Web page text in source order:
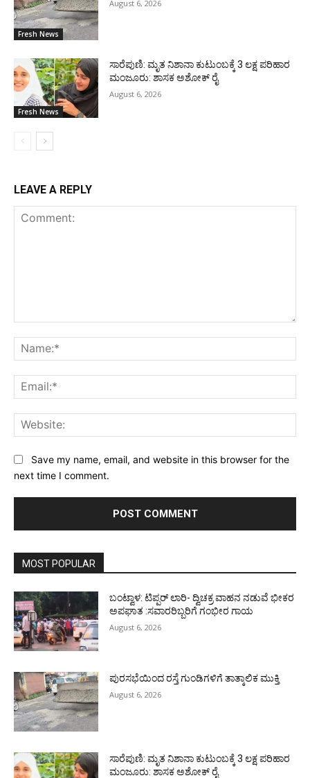
Fresh News
August 6, 2026
Fresh News
ಸಾರೆಪುಣಿ: ಮೃತ ನಿಶಾನಾ ಕುಟುಂಬಕ್ಕೆ 3 ಲಕ್ಷ ಪರಿಹಾರ
ಮಂಜೂರು: ಶಾಸಕ ಅಶೋಕ್ ರೈ
August 6, 2026
LEAVE A REPLY
Save my name, email, and website in this browser for the
next time I comment.
MOST POPULAR
ಬಂಟ್ವಾಳ: ಟಿಪ್ಪರ್ ಲಾರಿ- ದ್ವಿಚಕ್ರ ವಾಹನ ನಡುವೆ ಭೀಕರ
ಅಪಘಾತ :ಸವಾರರಿಬ್ಬರಿಗೆ ಗಂಭೀರ ಗಾಯ
August 6, 2026
ಪುರಸಭೆಯಿಂದ ರಸ್ತೆ ಗುಂಡಿಗಳಿಗೆ ತಾತ್ಕಾಲಿಕ ಮುಕ್ತಿ
August 6, 2026
ಸಾರೆಪುಣಿ: ಮೃತ ನಿಶಾನಾ ಕುಟುಂಬಕ್ಕೆ 3 ಲಕ್ಷ ಪರಿಹಾರ
ಮಂಜೂರು: ಶಾಸಕ ಅಶೋಕ್ ರೈ